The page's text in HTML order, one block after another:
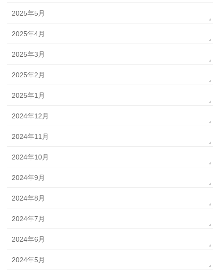
2025年5月
2025年4月
2025年3月
2025年2月
2025年1月
2024年12月
2024年11月
2024年10月
2024年9月
2024年8月
2024年7月
2024年6月
2024年5月